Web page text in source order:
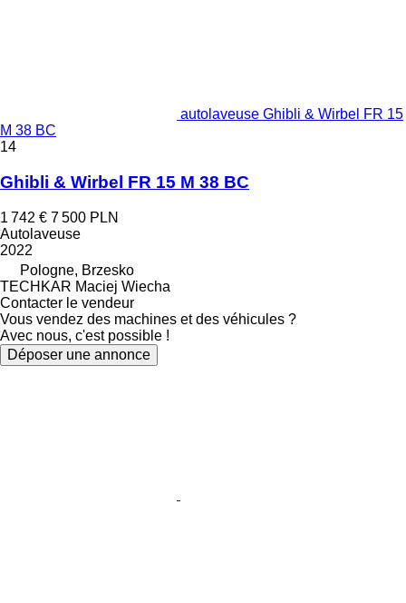
autolaveuse Ghibli & Wirbel FR 15
M 38 BC
14
Ghibli & Wirbel FR 15 M 38 BC
1 742 € 7 500 PLN
Autolaveuse
2022
Pologne, Brzesko
TECHKAR Maciej Wiecha
Contacter le vendeur
Vous vendez des machines et des véhicules ?
Avec nous, c'est possible !
Déposer une annonce